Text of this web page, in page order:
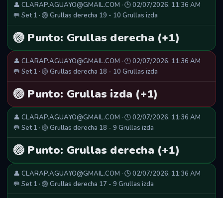
👤 CLARAP.AGUAYO@GMAIL.COM · 🕒 02/07/2026, 11:36 AM
🥅 Set 1 · 🏐 Grullas derecha 19 - 10 Grullas izda
🏐 Punto: Grullas derecha (+1)
👤 CLARAP.AGUAYO@GMAIL.COM · 🕒 02/07/2026, 11:36 AM
🥅 Set 1 · 🏐 Grullas derecha 18 - 10 Grullas izda
🏐 Punto: Grullas izda (+1)
👤 CLARAP.AGUAYO@GMAIL.COM · 🕒 02/07/2026, 11:36 AM
🥅 Set 1 · 🏐 Grullas derecha 18 - 9 Grullas izda
🏐 Punto: Grullas derecha (+1)
👤 CLARAP.AGUAYO@GMAIL.COM · 🕒 02/07/2026, 11:36 AM
🥅 Set 1 · 🏐 Grullas derecha 17 - 9 Grullas izda